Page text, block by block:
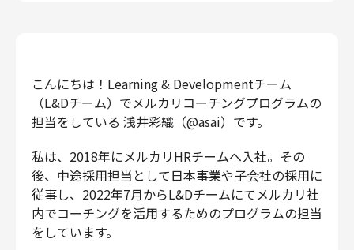
経営・事業企画
事業開発
カスタマーサービス
営業
マーケティング・PR
プロダクトマネジメント
データアナリティクス
プロダクトデザイン
こんにちは！Learning & Developmentチーム
（L&Dチーム）でメルカリコーチングプログラムの
担当をしている 浅井彩織（@asai）です。
私は、2018年にメルカリHRチームへ入社。その
後、中途採用担当として日本事業や子会社の採用に
従事し、2022年7月からL&Dチームにてメルカリ社
内でコーチングを活用するためのプログラムの担当
をしています。